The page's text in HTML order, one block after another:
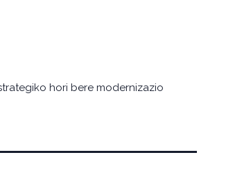
hori bere modernizazio